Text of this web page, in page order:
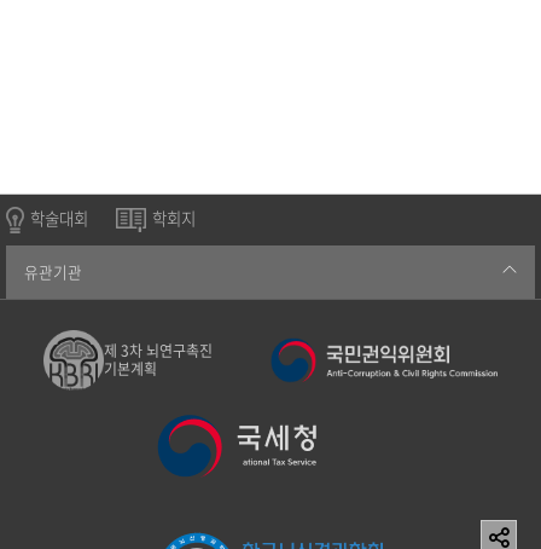
학술대회 학회지
유관기관
제 3차 뇌연구촉진
기본계획